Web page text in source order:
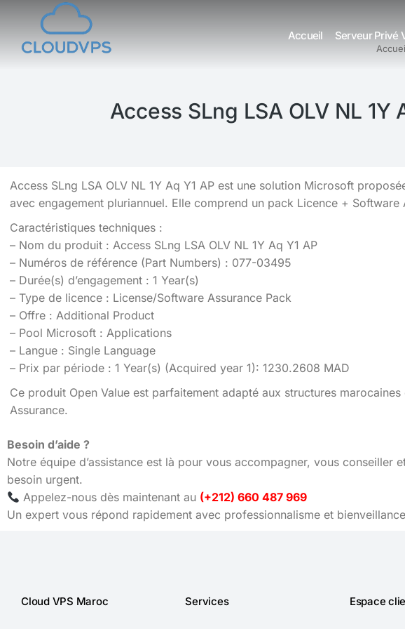
Accueil Serveur Privé
Vous êtes ici :
Access SLng LSA OLV NL
Access SLng LSA OLV NL 1Y Aq Y1 AP est une solution Microsoft
avec engagement pluriannuel. Elle comprend un pack Licence + Software
Caractéristiques techniques :
– Nom du produit : Access SLng LSA OLV NL 1Y Aq Y1 AP
– Numéros de référence (Part Numbers) : 077-03495
– Durée(s) d’engagement : 1 Year(s)
– Type de licence : License/Software Assurance Pack
– Offre : Additional Product
– Pool Microsoft : Applications
– Langue : Single Language
– Prix par période : 1 Year(s) (Acquired year 1): 1230.2608 MAD
Ce produit Open Value est parfaitement adapté aux structures
Assurance.
Besoin d’aide ?
Notre équipe d’assistance est là pour vous accompagner, vous
besoin urgent.
Appelez-nous dès maintenant au (+212) 660 487 969
Un expert vous répond rapidement avec professionnalisme et
Cloud VPS Maroc Services Espace